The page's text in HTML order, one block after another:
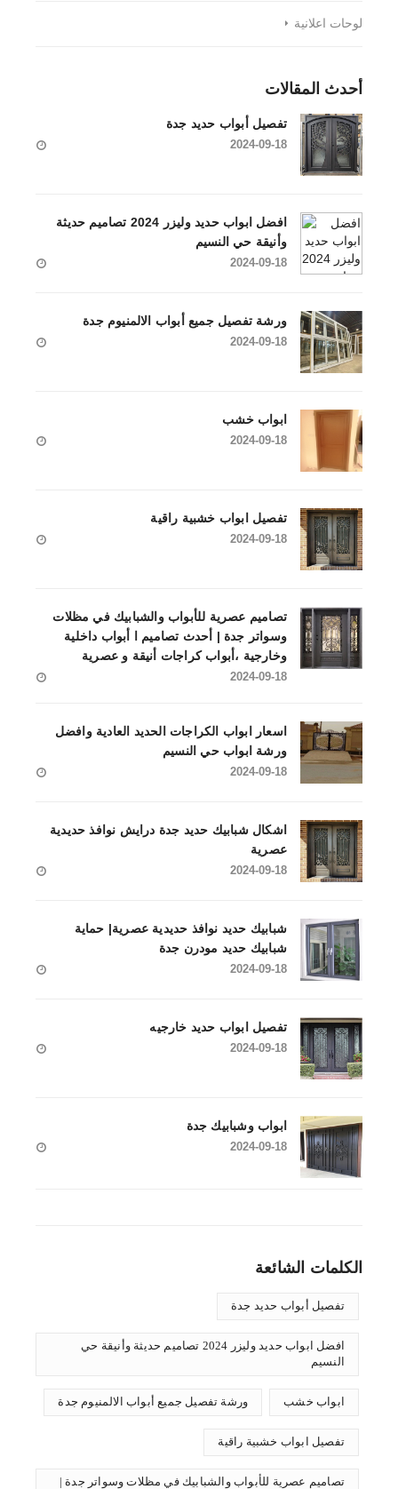
لوحات اعلانية
أحدث المقالات
تفصيل أبواب حديد جدة
2024-09-18
افضل ابواب حديد وليزر 2024 تصاميم حديثة
وأنيقة حي النسيم
2024-09-18
ورشة تفصيل جميع أبواب الالمنيوم جدة
2024-09-18
ابواب خشب
2024-09-18
تفصيل ابواب خشبية راقية
2024-09-18
تصاميم عصرية للأبواب والشبابيك في مظلات
وسواتر جدة | أحدث تصاميم ا أبواب داخلية
وخارجية ،أبواب كراجات أنيقة و عصرية
2024-09-18
اسعار ابواب الكراجات الحديد العادية وافضل
ورشة ابواب حي النسيم
2024-09-18
اشكال شبابيك حديد جدة درايش نوافذ حديدية
عصرية
2024-09-18
شبابيك حديد نوافذ حديدية عصرية| حماية
شبابيك حديد مودرن جدة
2024-09-18
تفصيل ابواب حديد خارجيه
2024-09-18
ابواب وشبابيك جدة
2024-09-18
الكلمات الشائعة
تفصيل أبواب حديد جدة
افضل ابواب حديد وليزر 2024 تصاميم حديثة وأنيقة حي
النسيم
ورشة تفصيل جميع أبواب الالمنيوم جدة ابواب خشب
تفصيل ابواب خشبية راقية
تصاميم عصرية للأبواب والشبابيك في مظلات وسواتر جدة |